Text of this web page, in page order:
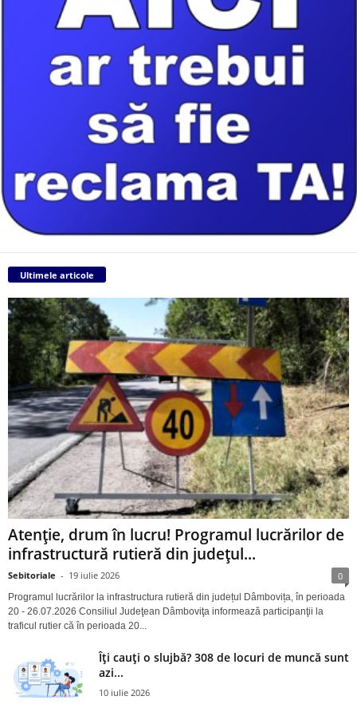
Ultimele articole
Atenție, drum în lucru! Programul lucrărilor de
infrastructură rutieră din județul...
Sebitoriale - 19 iulie 2026 0
Programul lucrărilor la infrastructura rutieră din județul Dâmbovița, în perioada
20 - 26.07.2026 Consiliul Judeţean Dâmboviţa informează participanţii la
traficul rutier că în perioada 20...
Îți cauți o slujbă? 308 de locuri de muncă sunt
azi...
10 iulie 2026